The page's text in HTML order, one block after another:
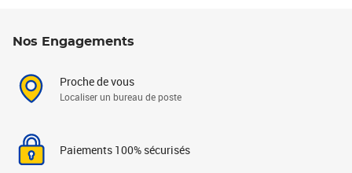
Nos Engagements
Proche de vous
Localiser un bureau de poste
Paiements 100% sécurisés